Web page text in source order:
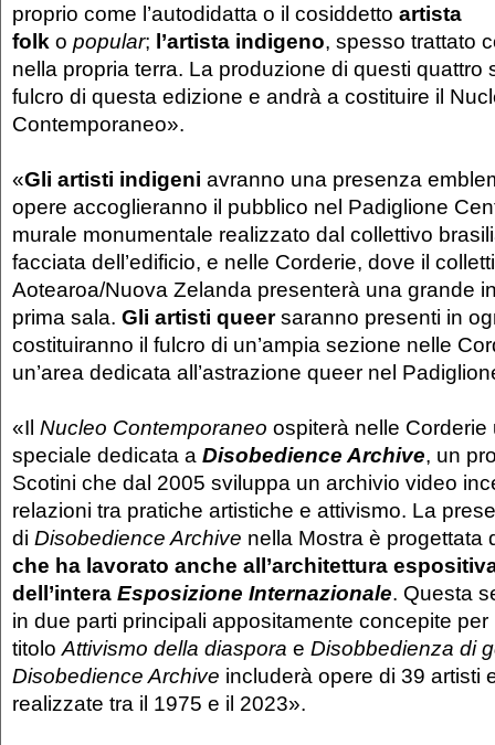
proprio come l’autodidatta o il cosiddetto artista
folk o popular; l’artista indigeno, spesso trattato
nella propria terra. La produzione di questi quattro
fulcro di questa edizione e andrà a costituire il
Contemporaneo».
«Gli artisti indigeni avranno una presenza
opere accoglieranno il pubblico nel Padiglione
murale monumentale realizzato dal collettivo
facciata dell’edificio, e nelle Corderie, dove il
Aotearoa/Nuova Zelanda presenterà una grande
prima sala. Gli artisti queersaranno presenti in
costituiranno il fulcro di un’ampia sezione nelle
un’area dedicata all’astrazione queer nel
«Il Nucleo Contemporaneo ospiterà nelle
speciale dedicata a Disobedience Archive, un
Scotini che dal 2005 sviluppa un archivio video
relazioni tra pratiche artistiche e attivismo. La
di Disobedience Archive nella Mostra è progettata
che ha lavorato anche all’architettura
dell’intera Esposizione Internazionale. Questa
in due parti principali appositamente concepite per
titolo Attivismo della diaspora e Disobbedienza di
Disobedience Archive includerà opere di 39 artisti
realizzate tra il 1975 e il 2023».